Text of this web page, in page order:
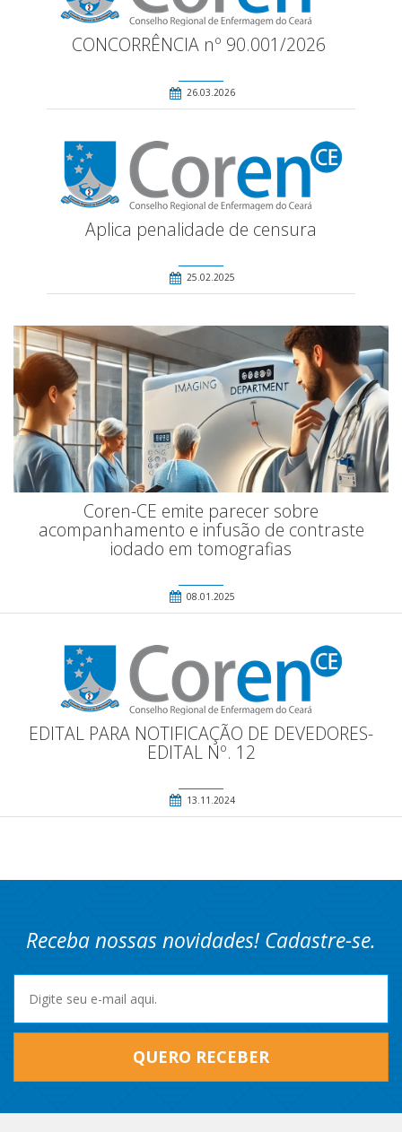
CONCORRÊNCIA nº 90.001/2026
26.03.2026
Aplica penalidade de censura
25.02.2025
Coren-CE emite parecer sobre
acompanhamento e infusão de contraste
iodado em tomografias
08.01.2025
EDITAL PARA NOTIFICAÇÃO DE DEVEDORES-
EDITAL Nº. 12
13.11.2024
Receba nossas novidades! Cadastre-se.
QUERO RECEBER